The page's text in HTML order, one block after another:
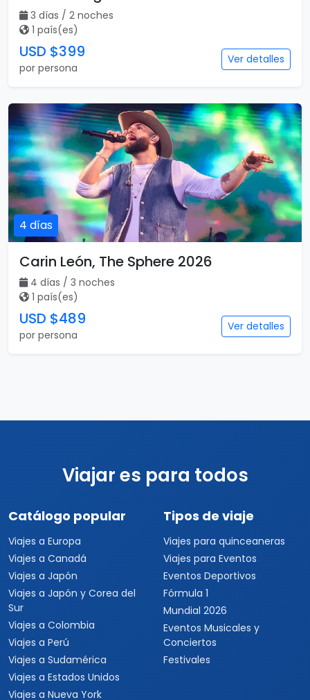
3 días / 2 noches
1 país(es)
USD $399
por persona
Ver detalles
4 días
Carin León, The Sphere 2026
4 días / 3 noches
1 país(es)
USD $489
por persona
Ver detalles
Viajar es para todos
Catálogo popular
Viajes a Europa
Viajes a Canadá
Viajes a Japón
Viajes a Japón y Corea del
Sur
Viajes a Colombia
Viajes a Perú
Viajes a Sudamérica
Viajes a Estados Unidos
Viajes a Nueva York
Tipos de viaje
Viajes para quinceaneras
Viajes para Eventos
Eventos Deportivos
Fórmula 1
Mundial 2026
Eventos Musicales y
Conciertos
Festivales